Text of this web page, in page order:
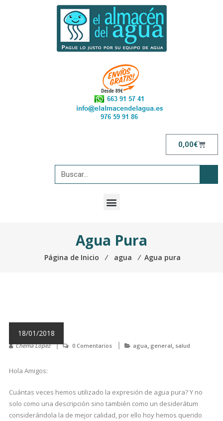
0,00€
Agua Pura
Página de Inicio ⁄ agua ⁄ Agua pura
18/01/2018
AGUA PURA
Chema Lopez 0 Comentarios agua, general, salud
Hola Amigos:
Cuántas veces hemos utilizado la expresión de agua pura? Y no
solo como una descripción sino también como un desiderátum
considerándola la de mejor calidad, por ello hoy hemos querido